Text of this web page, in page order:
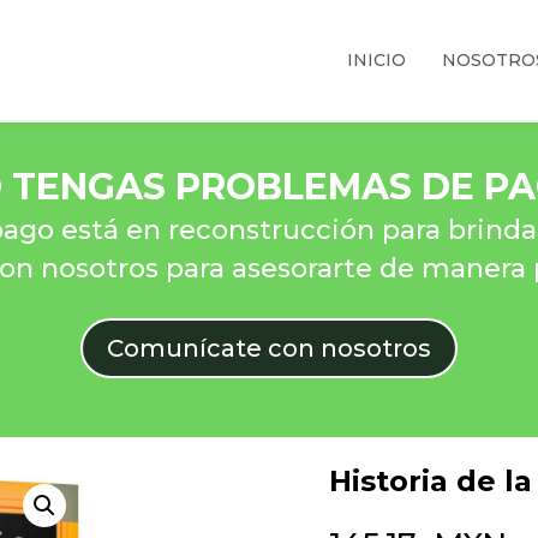
INICIO
TENGAS PROBLEMAS DE
está en reconstrucción para
nosotros para asesorarte de manera
Comunícate con nosotros
Historia de